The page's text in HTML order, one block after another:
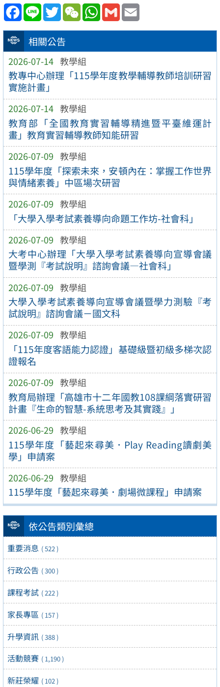
相關公告
2026-07-14 教學組
教專中心辦理「115學年度教學輔導教師培訓研習
實施計畫」
2026-07-14 教學組
教育部「全國教育實習輔導精進暨平臺維運計
畫」教育實習輔導教師知能研習
2026-07-09 教學組
115學年度「探索未來，安頓內在：掌握工作世界
與情緒素養」中區場次研習
2026-07-09 教學組
「大學入學考試素養導向命題工作坊-社會科」
2026-07-09 教學組
大考中心辦理「大學入學考試素養導向宣導會議
暨學測『考試說明』諮詢會議—社會科」
2026-07-09 教學組
大學入學考試素養導向宣導會議暨學力測驗『考
試說明』諮詢會議－國文科
2026-07-09 教學組
「115年度客語能力認證」基礎級暨初級多梯次認
證報名
2026-07-09 教學組
教育局辦理「高雄市十二年國教108課綱落實研習
計畫『生命的智慧-系統思考及其實踐』」
2026-06-29 教學組
115學年度「藝起來尋美．Play Reading讀劇美
學」申請案
2026-06-29 教學組
115學年度「藝起來尋美．劇場微課程」申請案
依公告類別彙總
重要消息 ( 522 )
行政公告 ( 300 )
課程考試 ( 222 )
家長專區 ( 157 )
升學資訊 ( 388 )
活動競賽 ( 1,190 )
新莊榮耀 ( 102 )
Facebook
Line TwitterWeChatWhatsApp
Gmail